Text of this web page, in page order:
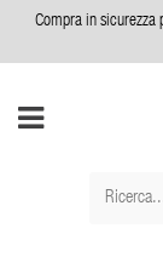
Compra in sicurezza